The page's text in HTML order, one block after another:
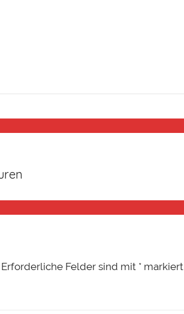
Erforderliche Felder sind mit * markiert